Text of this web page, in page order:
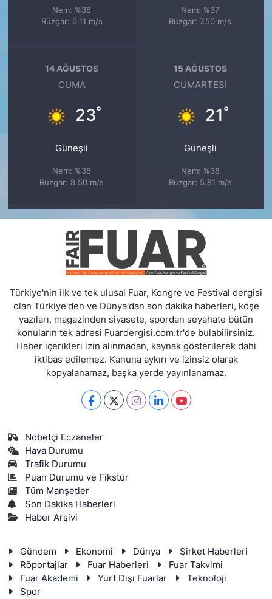
Nem: %38
Rüzgar: 6.11 m/s
Nem: %37
Rüzgar: 7.50 m/s
14 AĞUSTOS
CUMA
23°
Güneşli
Nem: %38
Rüzgar: 8.50 m/s
15 AĞUSTOS
CUMARTESI
21°
Güneşli
Nem: %38
Rüzgar: 5.81 m/s
Türkiye'nin ilk ve tek ulusal Fuar, Kongre ve Festival dergisi
olan Türkiye'den ve Dünya'dan son dakika haberleri, köşe
yazıları, magazinden siyasete, spordan seyahate bütün
konuların tek adresi Fuardergisi.com.tr'de bulabilirsiniz.
Haber içerikleri izin alınmadan, kaynak gösterilerek dahi
iktibas edilemez. Kanuna aykırı ve izinsiz olarak
kopyalanamaz, başka yerde yayınlanamaz.
Nöbetçi Eczaneler
Hava Durumu
Trafik Durumu
Puan Durumu ve Fikstür
Tüm Manşetler
Son Dakika Haberleri
Haber Arşivi
Gündem Ekonomi Dünya
Şirket Haberleri
Röportajlar
Fuar Haberleri
Fuar Takvimi
Fuar Akademi
Yurt Dışı Fuarlar
Teknoloji
Spor